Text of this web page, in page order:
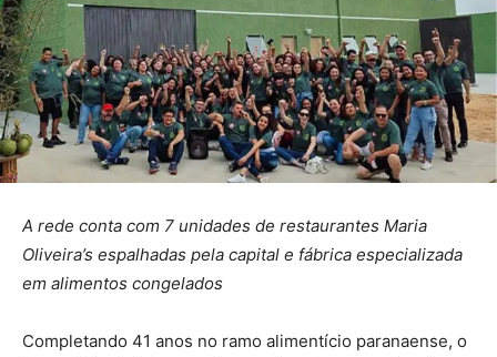
A rede conta com 7 unidades de restaurantes Maria
Oliveira’s espalhadas pela capital e fábrica especializada
em alimentos congelados
Completando 41 anos no ramo alimentício paranaense, o